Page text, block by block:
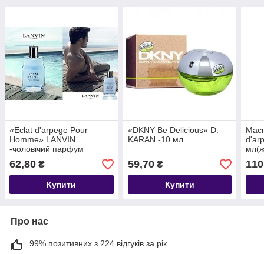
«Eclat d'arpege Pour
Homme» LANVIN
-чоловічий парфум
отдушка-10 мл
62,80 ₴
Купити
«DKNY Be Delicious» D.
KARAN -10 мл
59,70₴
Купити
110
Про нас
99% позитивних з 224 відгуків за рік